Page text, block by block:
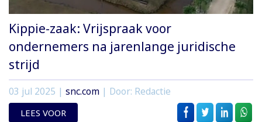
Kippie-zaak: Vrijspraak voor
ondernemers na jarenlange juridische
strijd
03 jul 2025 | snc.com | Door: Redactie
LEES VOOR